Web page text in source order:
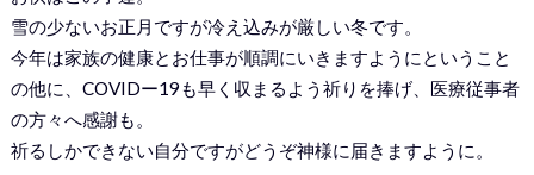
雪の少ないお正月ですが冷え込みが厳しい冬です。
今年は家族の健康とお仕事が順調にいきますようにということ
の他に、COVIDー19も早く収まるよう祈りを捧げ、医療従事者
の方々へ感謝も。
祈るしかできない自分ですがどうぞ神様に届きますように。